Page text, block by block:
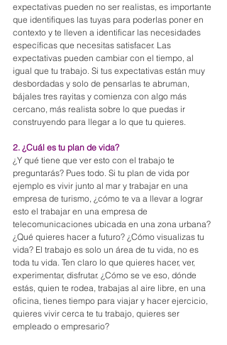
expectativas pueden no ser realistas, es importante
que identifiques las tuyas para poderlas poner en
contexto y te lleven a identificar las necesidades
específicas que necesitas satisfacer. Las
expectativas pueden cambiar con el tiempo, al
igual que tu trabajo. Si tus expectativas están muy
desbordadas y solo de pensarlas te abruman,
bájales tres rayitas y comienza con algo más
cercano, más realista sobre lo que puedas ir
construyendo para llegar a lo que tu quieres.
2. ¿Cuál es tu plan de vida?
¿Y qué tiene que ver esto con el trabajo te
preguntarás? Pues todo. Si tu plan de vida por
ejemplo es vivir junto al mar y trabajar en una
empresa de turismo, ¿cómo te va a llevar a lograr
esto el trabajar en una empresa de
telecomunicaciones ubicada en una zona urbana?
¿Qué quieres hacer a futuro? ¿Cómo visualizas tu
vida? El trabajo es solo un área de tu vida, no es
toda tu vida. Ten claro lo que quieres hacer, ver,
experimentar, disfrutar. ¿Cómo se ve eso, dónde
estás, quien te rodea, trabajas al aire libre, en una
oficina, tienes tiempo para viajar y hacer ejercicio,
quieres vivir cerca te tu trabajo, quieres ser
empleado o empresario?